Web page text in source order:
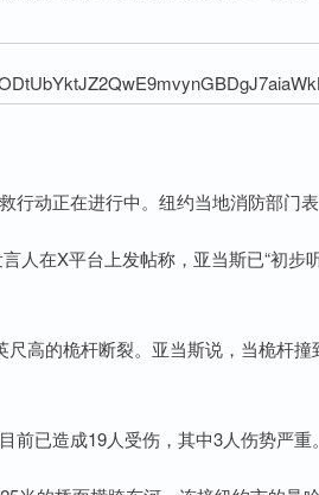
动正在进行中。纽约当地消防部门表
在X平台上发帖称，亚当斯已“初步
高的桅杆断裂。亚当斯说，当桅杆
已造成19人受伤，其中3人伤势严重。